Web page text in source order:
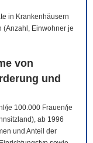
in Krankenhäusern
(Anzahl, Einwohner je
von
und
je 100.000 Frauen/je
ab 1996
und Anteil der